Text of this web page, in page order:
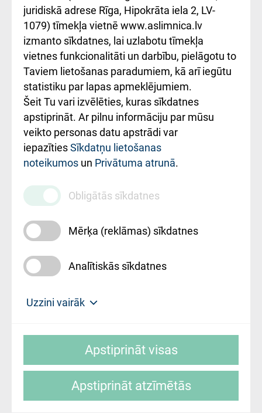
kārtība
Kā pie mums nokļūt
Rēķinu apmaksas
ceļvedis
Rekvizīti un
ārstniecības
iestādes kods
010000234
Maksas
pakalpojumu
cenrādis
Україною
Mājas lapas izstrāde:
juridiskā adrese Rīga, Hipokrāta iela 2, LV-
1079) tīmekļa vietnē www.aslimnica.lv
izmanto sīkdatnes, lai uzlabotu tīmekļa
vietnes funkcionalitāti un darbību, pielāgotu to
Taviem lietošanas paradumiem, kā arī iegūtu
statistiku par lapas apmeklējumiem.
Šeit Tu vari izvēlēties, kuras sīkdatnes
apstiprināt. Ar pilnu informāciju par mūsu
veikto personas datu apstrādi var
iepazītiesSīkdatņu lietošanas
noteikumos un Privātuma atrunā.
Obligātās sīkdatnes
Mērķa (reklāmas) sīkdatnes
Analītiskās sīkdatnes
Uzzini vairāk
slimnīca, turpmāk – Pārzinis, sīkdatņu
sīkdatņu izmantošanas nosacījumiem.
Apstiprināt visas
Apstiprināt atzīmētās